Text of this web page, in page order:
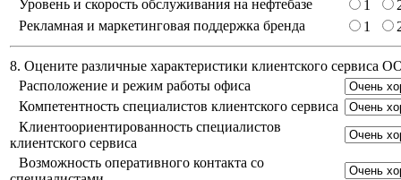
Уровень и скорость обслуживания на нефтебазе
1
Рекламная и маркетинговая поддержка бренда
1
8. Оцените различные характеристики клиентского сервиса
Расположение и режим работы офиса
Компетентность специалистов клиентского сервиса
Клиентоориентированность специалистов
клиентского сервиса
Возможность оперативного контакта со